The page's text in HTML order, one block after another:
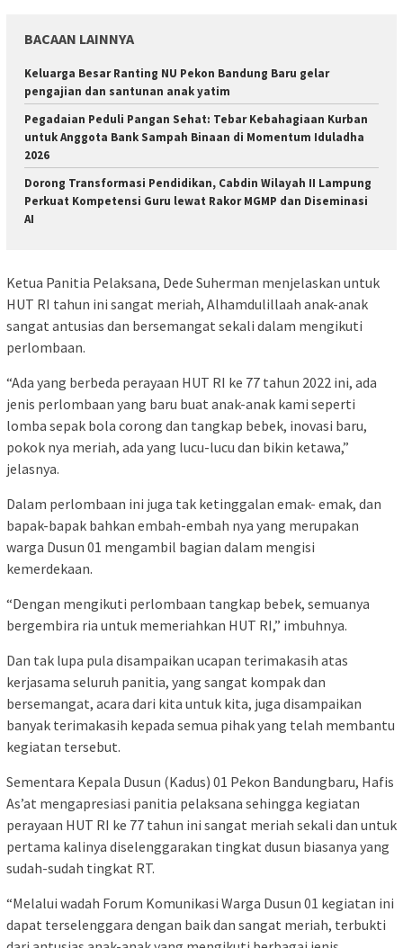
BACAAN LAINNYA
Keluarga Besar Ranting NU Pekon Bandung Baru gelar
pengajian dan santunan anak yatim
Pegadaian Peduli Pangan Sehat: Tebar Kebahagiaan Kurban
untuk Anggota Bank Sampah Binaan di Momentum Iduladha
2026
Dorong Transformasi Pendidikan, Cabdin Wilayah II Lampung
Perkuat Kompetensi Guru lewat Rakor MGMP dan Diseminasi
AI
Ketua Panitia Pelaksana, Dede Suherman menjelaskan untuk
HUT RI tahun ini sangat meriah, Alhamdulillaah anak-anak
sangat antusias dan bersemangat sekali dalam mengikuti
perlombaan.
“Ada yang berbeda perayaan HUT RI ke 77 tahun 2022 ini, ada
jenis perlombaan yang baru buat anak-anak kami seperti
lomba sepak bola corong dan tangkap bebek, inovasi baru,
pokok nya meriah, ada yang lucu-lucu dan bikin ketawa,”
jelasnya.
Dalam perlombaan ini juga tak ketinggalan emak- emak, dan
bapak-bapak bahkan embah-embah nya yang merupakan
warga Dusun 01 mengambil bagian dalam mengisi
kemerdekaan.
“Dengan mengikuti perlombaan tangkap bebek, semuanya
bergembira ria untuk memeriahkan HUT RI,” imbuhnya.
Dan tak lupa pula disampaikan ucapan terimakasih atas
kerjasama seluruh panitia, yang sangat kompak dan
bersemangat, acara dari kita untuk kita, juga disampaikan
banyak terimakasih kepada semua pihak yang telah membantu
kegiatan tersebut.
Sementara Kepala Dusun (Kadus) 01 Pekon Bandungbaru, Hafis
As’at mengapresiasi panitia pelaksana sehingga kegiatan
perayaan HUT RI ke 77 tahun ini sangat meriah sekali dan untuk
pertama kalinya diselenggarakan tingkat dusun biasanya yang
sudah-sudah tingkat RT.
“Melalui wadah Forum Komunikasi Warga Dusun 01 kegiatan ini
dapat terselenggara dengan baik dan sangat meriah, terbukti